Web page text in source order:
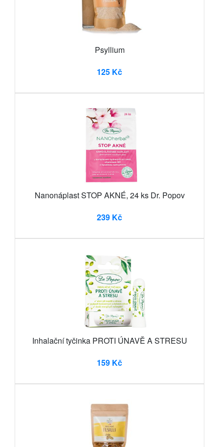
Psyllium
125 Kč
Nanonáplast STOP AKNÉ, 24 ks Dr. Popov
239 Kč
Inhalační tyčinka PROTI ÚNAVĚ A STRESU
159 Kč